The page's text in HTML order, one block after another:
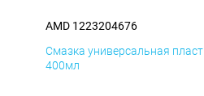
AMD 1223204676
Смазка универсальная
400мл